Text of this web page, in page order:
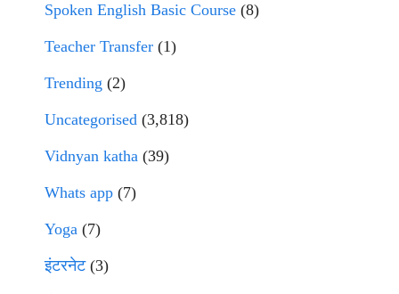
Spoken English Basic Course (8)
Teacher Transfer (1)
Trending (2)
Uncategorised (3,818)
Vidnyan katha (39)
Whats app (7)
Yoga (7)
इंटरनेट(3)